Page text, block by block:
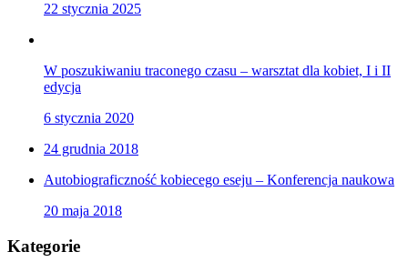
22 stycznia 2025
W poszukiwaniu traconego czasu – warsztat dla kobiet, I i II
edycja
6 stycznia 2020
24 grudnia 2018
Autobiograficzność kobiecego eseju – Konferencja naukowa
20 maja 2018
Kategorie